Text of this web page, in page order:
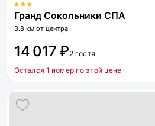
Гранд Сокольники СПА
3.8 км от центра
14 017 ₽2 гостя
Остался 1 номер по этой цене